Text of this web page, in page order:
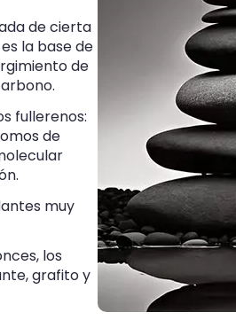
de cierta
la base de
de
fullerenos:
de
muy
los
grafito y